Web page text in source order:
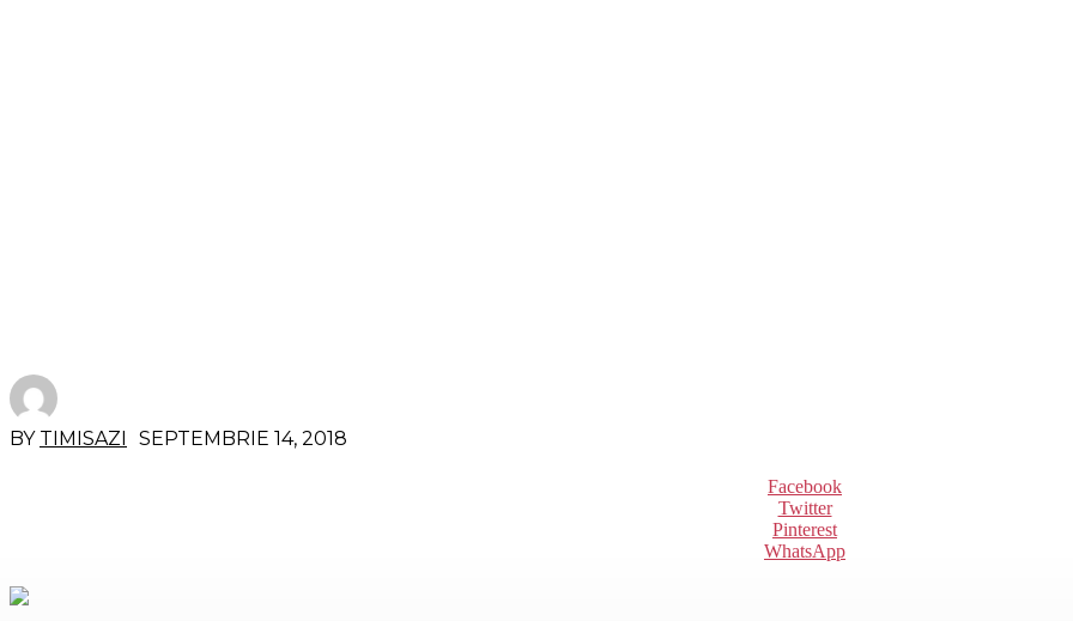
BY TIMISAZI SEPTEMBRIE 14, 2018
Facebook
Twitter
Pinterest
WhatsApp